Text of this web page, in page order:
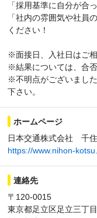
「採用基準に自分が合
「社内の雰囲気や社員
ください！
※面接日、入社日はご相
※結果については、合
※不明点がございまし
下さい。
ホームページ
日本交通株式会社 千
https://www.nihon-
連絡先
〒120-0015
東京都足立区足立三丁